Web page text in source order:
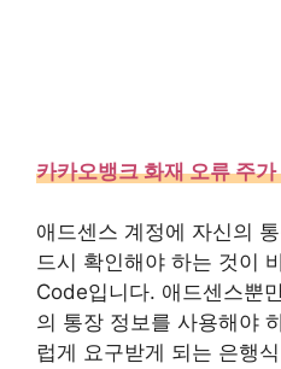
카카오뱅크 화재 오류 주가
애드센스 계정에 자신의
드시 확인해야 하는 것이
Code입니다. 애드센스뿐
의 통장 정보를 사용해야
럽게 요구받게 되는 은행